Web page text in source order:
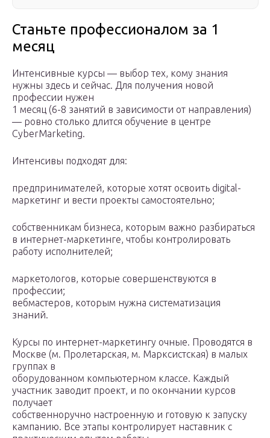
Станьте профессионалом за 1
месяц
Интенсивные курсы — выбор тех, кому знания
нужны здесь и сейчас. Для получения новой
профессии нужен
1 месяц (6-8 занятий в зависимости от направления)
— ровно столько длится обучение в центре
CyberMarketing.
Интенсивы подходят для:
предпринимателей, которые хотят освоить digital-
маркетинг и вести проекты самостоятельно;
собственникам бизнеса, которым важно разбираться
в интернет-маркетинге, чтобы контролировать
работу исполнителей;
маркетологов, которые совершенствуются в
профессии;
вебмастеров, которым нужна систематизация
знаний.
Курсы по интернет-маркетингу очные. Проводятся в
Москве (м. Пролетарская, м. Марксистская) в малых
группах в
оборудованном компьютерном классе. Каждый
участник заводит проект, и по окончании курсов
получает
собственноручно настроенную и готовую к запуску
кампанию. Все этапы контролирует наставник с